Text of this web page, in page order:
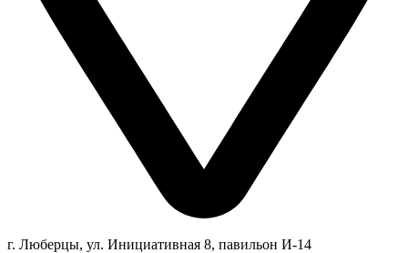
г. Люберцы, ул. Инициативная 8, павильон И-14